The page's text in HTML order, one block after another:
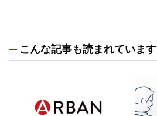
こんな記事も読まれています